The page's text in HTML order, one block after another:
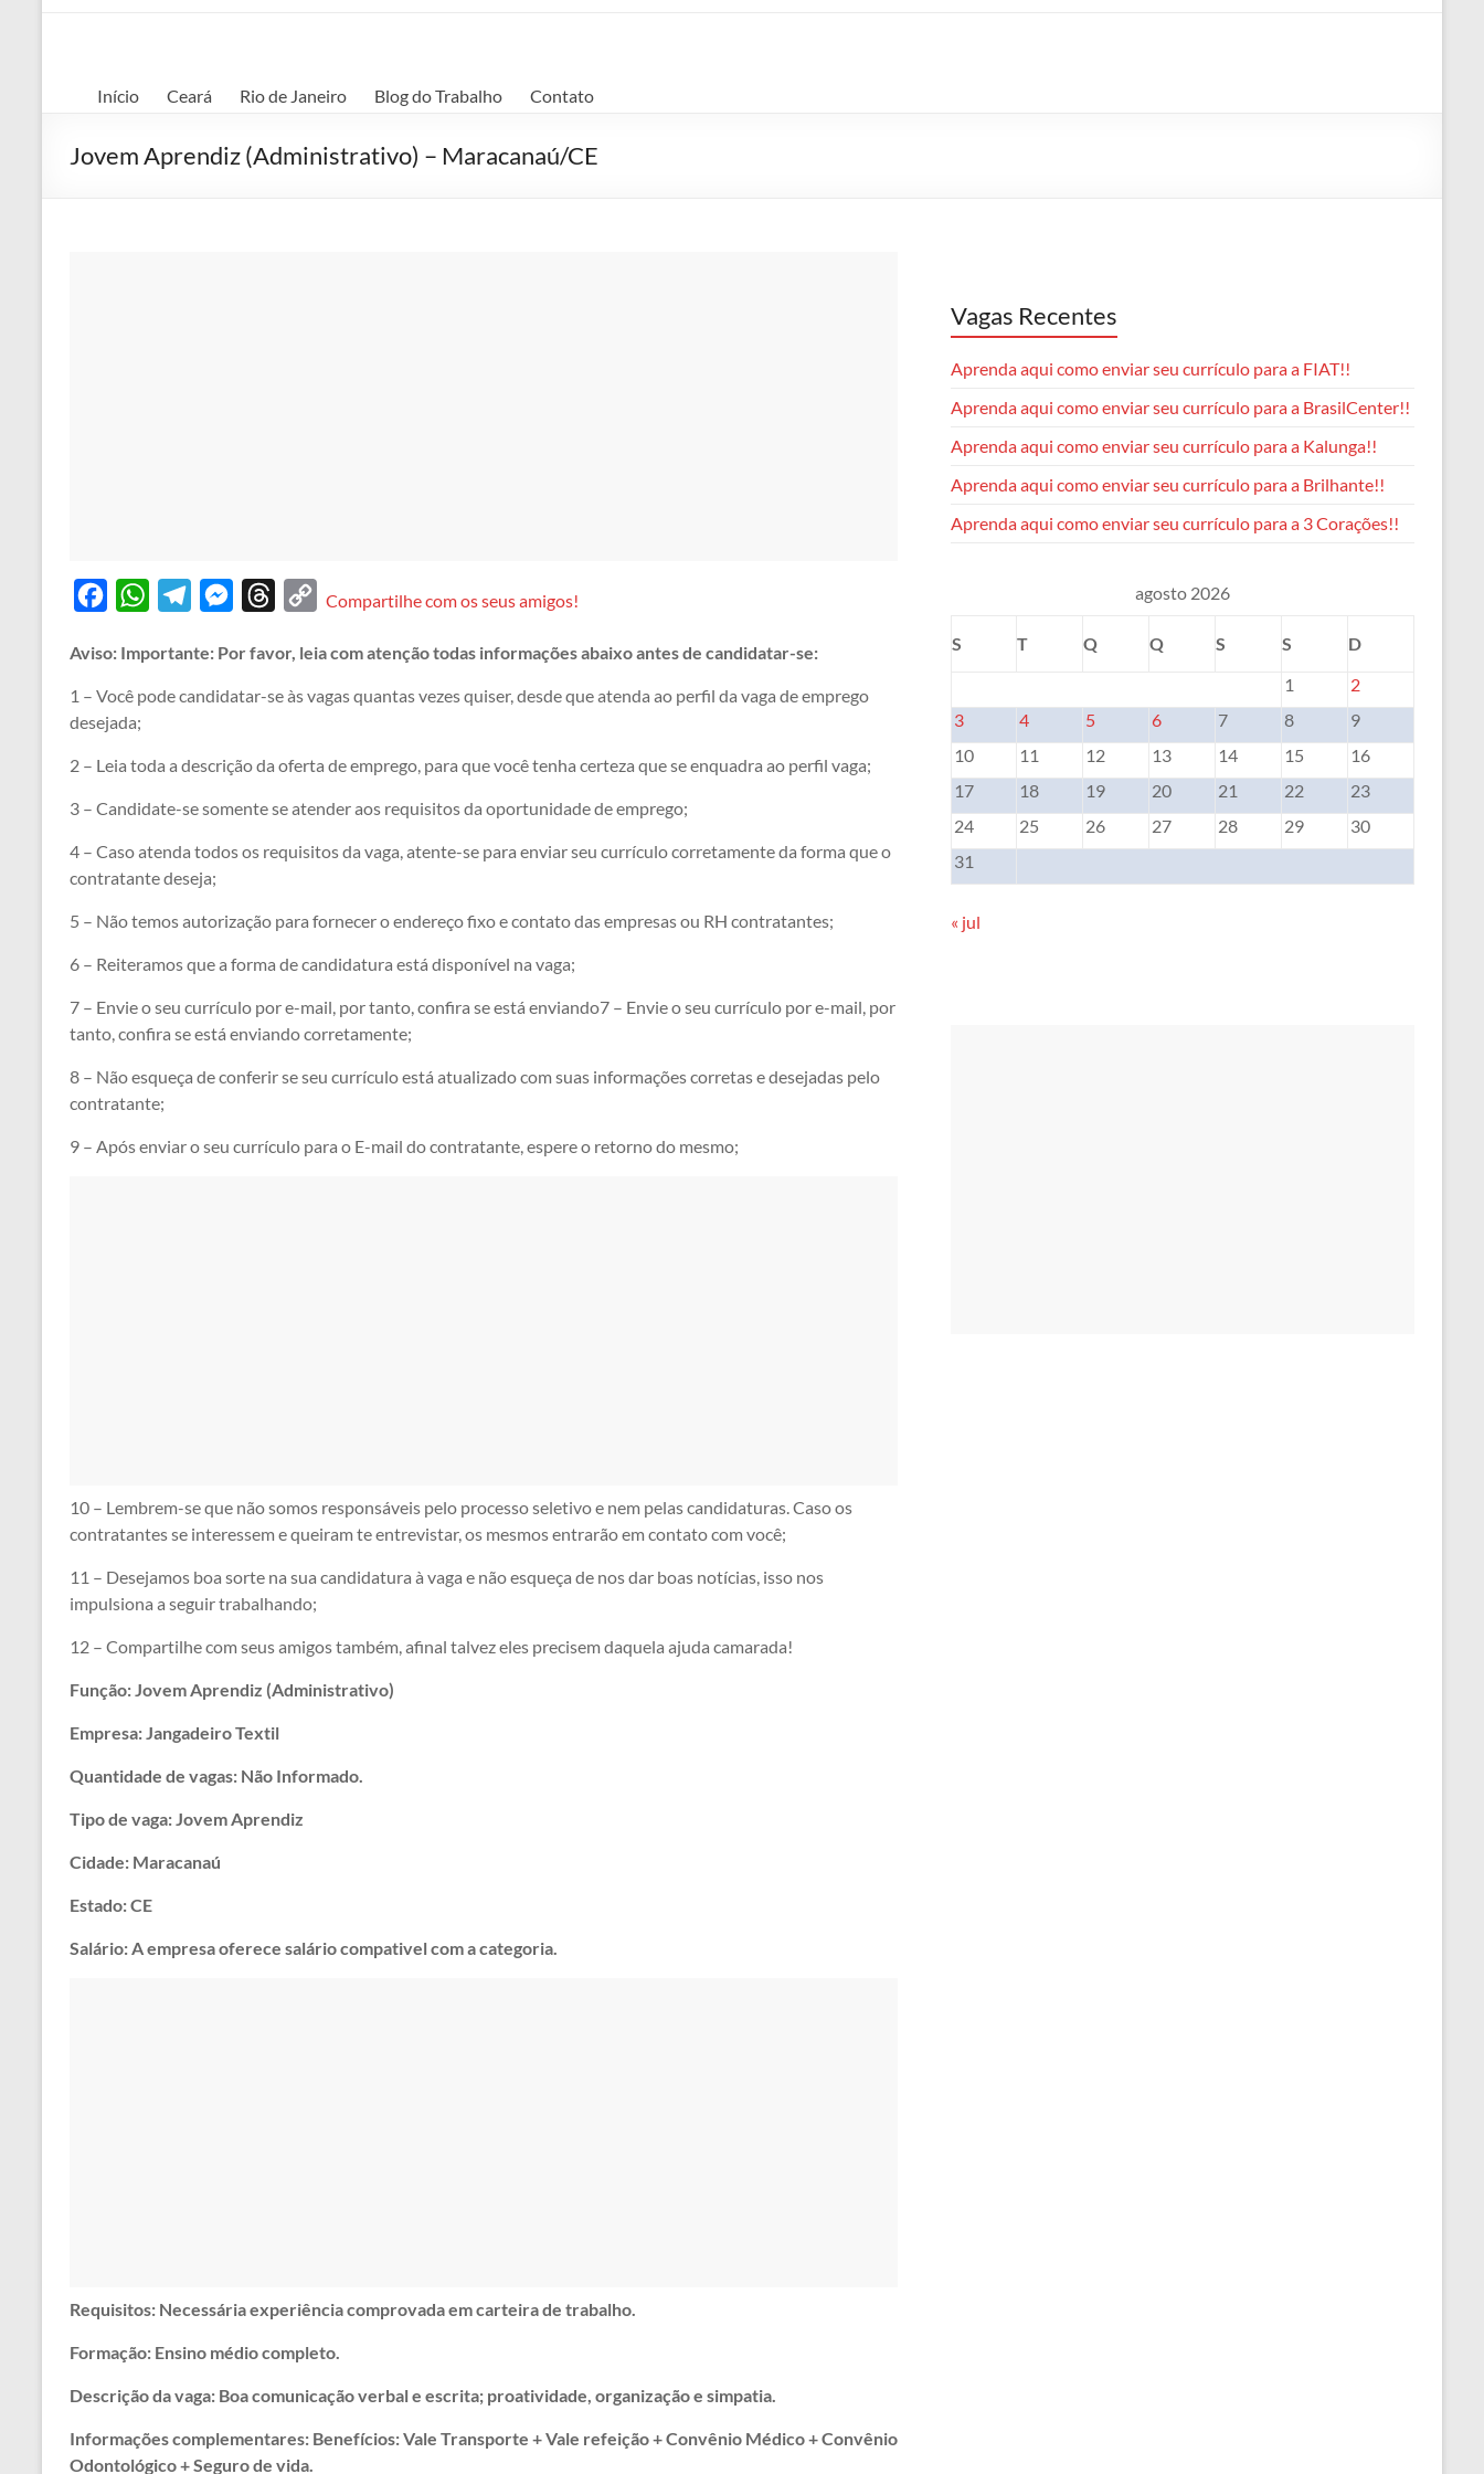
Início Ceará Rio de Janeiro Blog do Trabalho Contato
Jovem Aprendiz (Administrativo) – Maracanaú/CE
c
e
b
o
W
a
t
A
l
e
r
M
s
s
n
r
r
e
d
C
p
y
i
Compartilhe com os seus amigos!
Aviso: Importante: Por favor, leia com atenção todas informações abaixo antes de candidatar-se:
1 – Você pode candidatar-se às vagas quantas vezes quiser, desde que atenda ao perfil da vaga de emprego
desejada;
2 – Leia toda a descrição da oferta de emprego, para que você tenha certeza que se enquadra ao perfil vaga;
3 – Candidate-se somente se atender aos requisitos da oportunidade de emprego;
4 – Caso atenda todos os requisitos da vaga, atente-se para enviar seu currículo corretamente da forma que o
contratante deseja;
5 – Não temos autorização para fornecer o endereço fixo e contato das empresas ou RH contratantes;
6 – Reiteramos que a forma de candidatura está disponível na vaga;
7 – Envie o seu currículo por e-mail, por tanto, confira se está enviando7 – Envie o seu currículo por e-mail, por
tanto, confira se está enviando corretamente;
8 – Não esqueça de conferir se seu currículo está atualizado com suas informações corretas e desejadas pelo
contratante;
9 – Após enviar o seu currículo para o E-mail do contratante, espere o retorno do mesmo;
10 – Lembrem-se que não somos responsáveis pelo processo seletivo e nem pelas candidaturas. Caso os
contratantes se interessem e queiram te entrevistar, os mesmos entrarão em contato com você;
11 – Desejamos boa sorte na sua candidatura à vaga e não esqueça de nos dar boas notícias, isso nos
impulsiona a seguir trabalhando;
12 – Compartilhe com seus amigos também, afinal talvez eles precisem daquela ajuda camarada!
Função: Jovem Aprendiz (Administrativo)
Empresa: Jangadeiro Textil
Quantidade de vagas: Não Informado.
Tipo de vaga: Jovem Aprendiz
Cidade: Maracanaú
Estado: CE
Salário: A empresa oferece salário compativel com a categoria.
Requisitos: Necessária experiência comprovada em carteira de trabalho.
Formação: Ensino médio completo.
Descrição da vaga: Boa comunicação verbal e escrita; proatividade, organização e simpatia.
Informações complementares: Benefícios: Vale Transporte + Vale refeição + Convênio Médico + Convênio
Odontológico + Seguro de vida.
Vagas Recentes
Aprenda aqui como enviar seu currículo para a FIAT!!
Aprenda aqui como enviar seu currículo para a BrasilCenter!!
Aprenda aqui como enviar seu currículo para a Kalunga!!
Aprenda aqui como enviar seu currículo para a Brilhante!!
Aprenda aqui como enviar seu currículo para a 3 Corações!!
agosto 2026
S T Q Q S S
D
1
2
3
4 5 6 7 8
9
10
11 12 13 14 15
16
17
18 19 20 21 22
23
24
25 26 27 28 29
30
31
« jul